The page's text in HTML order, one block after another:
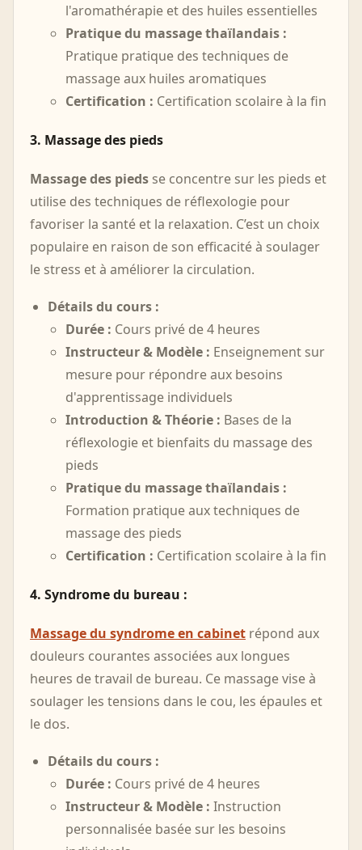
l'aromathérapie et des huiles essentielles
Pratique du massage thaïlandais :
Pratique pratique des techniques de
massage aux huiles aromatiques
Certification : Certification scolaire à la fin
3. Massage des pieds
Massage des pieds se concentre sur les pieds et
utilise des techniques de réflexologie pour
favoriser la santé et la relaxation. C’est un choix
populaire en raison de son efficacité à soulager
le stress et à améliorer la circulation.
Détails du cours :
Durée : Cours privé de 4 heures
Instructeur & Modèle : Enseignement sur
mesure pour répondre aux besoins
d'apprentissage individuels
Introduction & Théorie : Bases de la
réflexologie et bienfaits du massage des
pieds
Pratique du massage thaïlandais :
Formation pratique aux techniques de
massage des pieds
Certification : Certification scolaire à la fin
4. Syndrome du bureau :
Massage du syndrome en cabinet répond aux
douleurs courantes associées aux longues
heures de travail de bureau. Ce massage vise à
soulager les tensions dans le cou, les épaules et
le dos.
Détails du cours :
Durée : Cours privé de 4 heures
Instructeur & Modèle : Instruction
personnalisée basée sur les besoins